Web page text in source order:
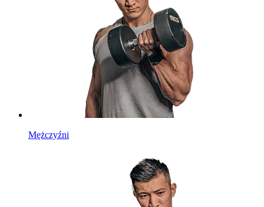
Mężczyźni